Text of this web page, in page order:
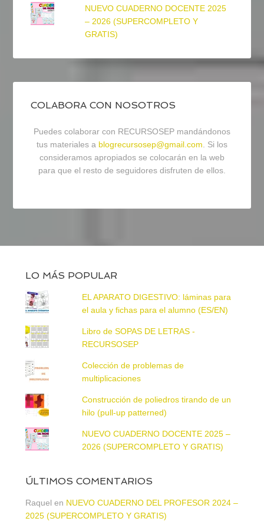
NUEVO CUADERNO DOCENTE 2025
– 2026 (SUPERCOMPLETO Y
GRATIS)
COLABORA CON NOSOTROS
Puedes colaborar con RECURSOSEP mandándonos
tus materiales a blogrecursosep@gmail.com. Si los
consideramos apropiados se colocarán en la web
para que el resto de seguidores disfruten de ellos.
LO MÁS POPULAR
EL APARATO DIGESTIVO: láminas para
el aula y fichas para el alumno (ES/EN)
Libro de SOPAS DE LETRAS -
RECURSOSEP
Colección de problemas de
multiplicaciones
Construcción de poliedros tirando de un
hilo (pull-up patterned)
NUEVO CUADERNO DOCENTE 2025 –
2026 (SUPERCOMPLETO Y GRATIS)
ÚLTIMOS COMENTARIOS
Raquel en NUEVO CUADERNO DEL PROFESOR 2024 –
2025 (SUPERCOMPLETO Y GRATIS)